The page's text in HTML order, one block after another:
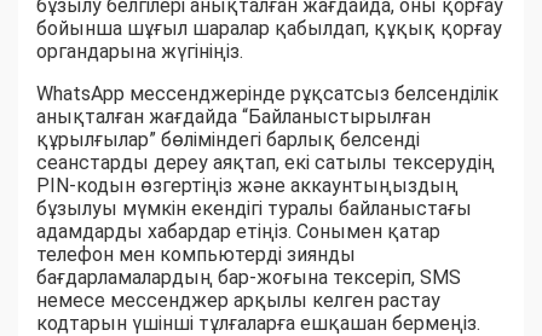
бұзылу белгілері анықталған жағдайда, оны қорғау
бойынша шұғыл шаралар қабылдап, құқық қорғау
органдарына жүгініңіз.
WhatsApp мессенджерінде рұқсатсыз белсенділік
анықталған жағдайда “Байланыстырылған
құрылғылар” бөліміндегі барлық белсенді
сеанстарды дереу аяқтап, екі сатылы тексерудің
PIN-кодын өзгертіңіз және аккаунтыңыздың
бұзылуы мүмкін екендігі туралы байланыстағы
адамдарды хабардар етіңіз. Сонымен қатар
телефон мен компьютерді зиянды
бағдарламалардың бар-жоғына тексеріп, SMS
немесе мессенджер арқылы келген растау
кодтарын үшінші тұлғаларға ешқашан бермеңіз.